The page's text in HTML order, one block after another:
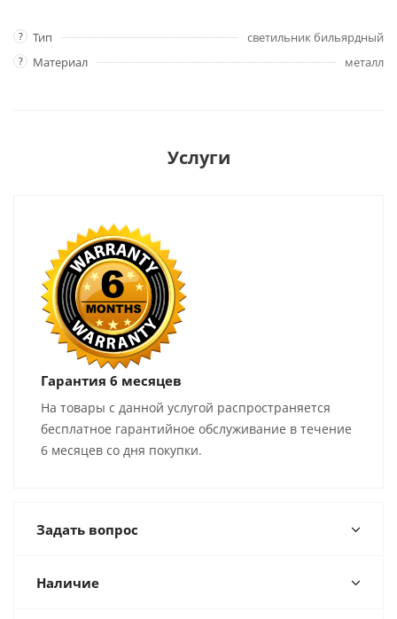
? Тип светильник бильярдный
? Материал металл
Услуги
Гарантия 6 месяцев
На товары с данной услугой распространяется
бесплатное гарантийное обслуживание в течение
6 месяцев со дня покупки.
Задать вопрос
Наличие